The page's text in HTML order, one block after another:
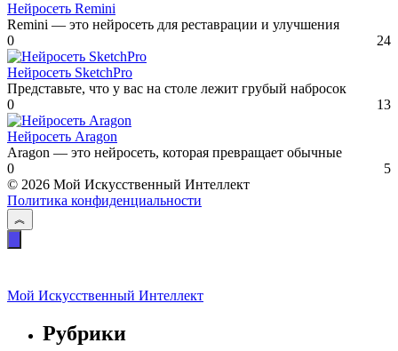
Нейросеть Remini
Remini — это нейросеть для реставрации и улучшения
0
24
Нейросеть SketchPro
Представьте, что у вас на столе лежит грубый набросок
0
13
Нейросеть Aragon
Aragon — это нейросеть, которая превращает обычные
0
5
© 2026 Мой Искусственный Интеллект
Политика конфиденциальности
Мой Искусственный Интеллект
Рубрики